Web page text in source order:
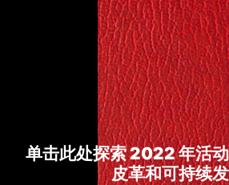
单击此处探索 2022 年活
皮革和可持续